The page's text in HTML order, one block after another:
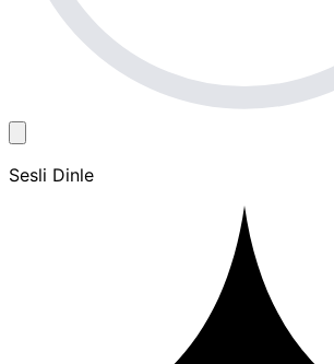
Sesli Dinle